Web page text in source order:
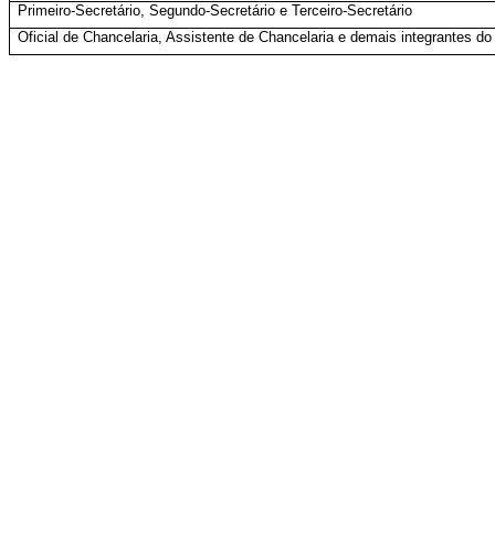
Primeiro-Secretário, Segundo-Secretário e Terceiro-Secretário
Oficial de Chancelaria, Assistente de Chancelaria e demais integrantes